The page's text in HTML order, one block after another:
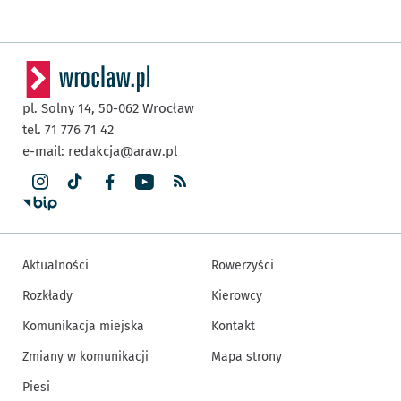
pl. Solny 14, 50-062 Wrocław
tel. 71 776 71 42
e-mail: redakcja@araw.pl
Aktualności
Rozkłady
Komunikacja miejska
Zmiany w komunikacji
Piesi
Rowerzyści
Kierowcy
Kontakt
Mapa strony